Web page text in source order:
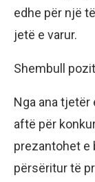
edhe për një
jetë e varur.
Shembull
Nga ana tjetër
aftë për
prezantohet e
përsëritur të